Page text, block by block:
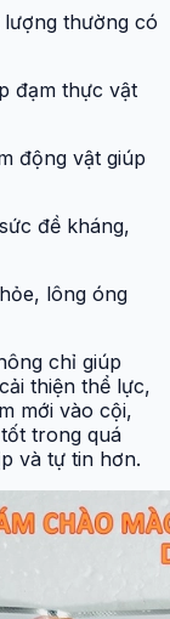
thường có
đạm thực vật
động vật giúp
đề kháng,
lông óng
chỉ giúp
thiện thể lực,
mới vào cội,
trong quá
và tự tin hơn.